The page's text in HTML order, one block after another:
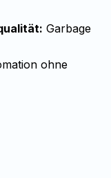
Garbage
ohne